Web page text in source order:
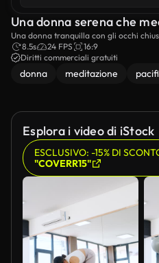
Una donna serena che
Una donna tranquilla con gli occhi
di lei.8.5s 24 FPS
16:9
Diritti commerciali gratuiti
donna meditazione
Esplora i video di iStock
ESCLUSIVO: -15% DI
"COVERR15"